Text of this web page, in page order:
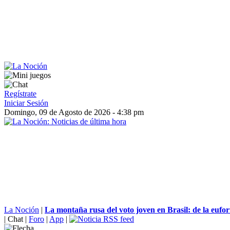
Regístrate
Iniciar Sesión
Domingo, 09 de Agosto de 2026 - 4:38 pm
La Noción | La montaña rusa del voto joven en Brasil: de la
| Chat | Foro | App |